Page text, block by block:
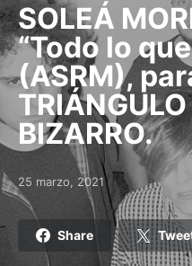
SOLEÁ
“Todo lo
(ASRM),
BIZARRO.
Posted on
25 marzo, 2021
Share